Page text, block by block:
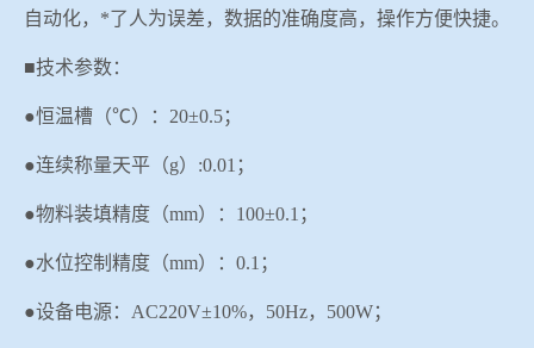
自动化，*了人为误差，数据的准确度高，操作方便快捷。
■技术参数：
●恒温槽（℃）：20±0.5；
●连续称量天平（g）:0.01；
●物料装填精度（mm）： 100±0.1 ；
●水位控制精度（mm）： 0.1；
●设备电源：AC220V±10%，50Hz， 500W；